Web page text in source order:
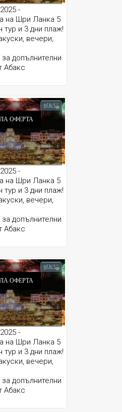
-
на Шри Ланка 5
тур и 3 дни плаж!
вечери,
трансфери и
допълнителни
Абакс
ОФЕРТА
-
на Шри Ланка 5
тур и 3 дни плаж!
вечери,
трансфери и
допълнителни
Абакс
ОФЕРТА
-
на Шри Ланка 5
тур и 3 дни плаж!
вечери,
трансфери и
допълнителни
Абакс